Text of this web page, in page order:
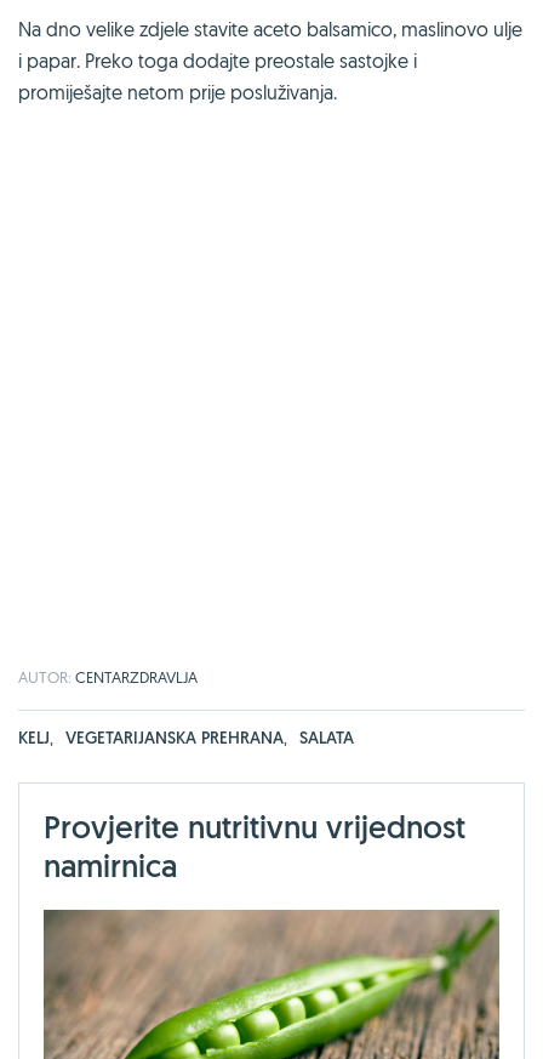
Na dno velike zdjele stavite aceto balsamico, maslinovo ulje
i papar. Preko toga dodajte preostale sastojke i
promiješajte netom prije posluživanja.
AUTOR: CENTARZDRAVLJA
KELJ, VEGETARIJANSKA PREHRANA, SALATA
Provjerite nutritivnu vrijednost
namirnica